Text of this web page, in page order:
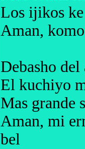
Los ijikos ke
Aman,
Debasho
El kuchiyo
Mas grande
Aman, mi
bel